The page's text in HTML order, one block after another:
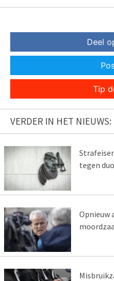
Deel
Tip
VERDER IN HET NIEUWS:
tegen
Opnieuw